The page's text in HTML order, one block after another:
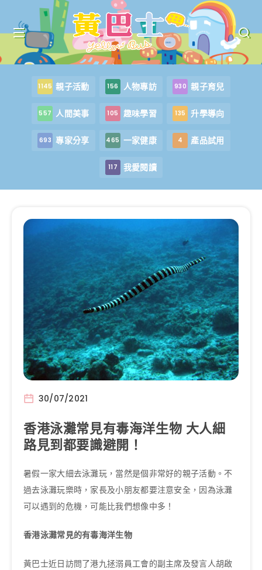
1145 親子活動 156 人物專訪 930 親子育兒
557 人間美事 105 趣味學習 135 升學導向
693 專家分享 465 一家健康 4 產品試用
117 我愛閱讀
30/07/2021
香港泳灘常見有毒海洋生物 大人細
路見到都要識避開！
暑假一家大細去泳灘玩，當然是個非常好的親子活動。不
過去泳灘玩樂時，家長及小朋友都要注意安全，因為泳灘
可以遇到的危機，可能比我們想像中多！
香港泳灘常見的有毒海洋生物
黃巴士近日訪問了港九拯溺員工會的副主席及發言人胡啟